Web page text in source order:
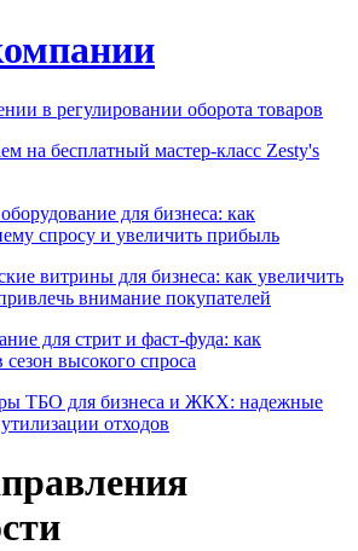
в регулировании оборота товаров
на бесплатный мастер-класс Zesty's
для бизнеса: как
спросу и увеличить прибыль
витрины для бизнеса: как увеличить
внимание покупателей
для стрит и фаст-фуда: как
высокого спроса
ТБО для бизнеса и ЖКХ: надежные
отходов